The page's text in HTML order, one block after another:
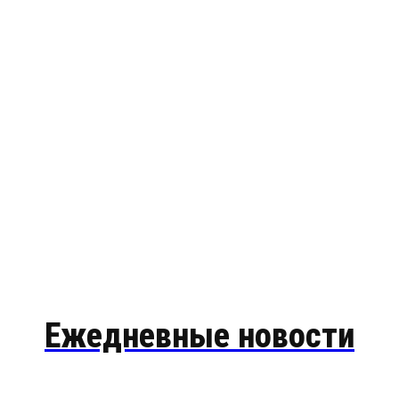
Ежедневные новости